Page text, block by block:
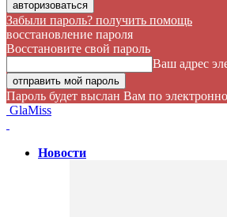
Забыли пароль? получить помощь
восстановление пароля
Восстановите свой пароль
Ваш адрес
Пароль будет выслан Вам по
GlaMiss
Новости